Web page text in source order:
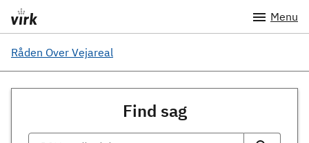
Menu
Råden Over Vejareal
Find sag